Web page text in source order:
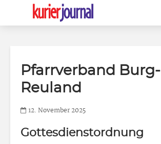
Pfarrverband Burg-
Reuland
12. November 2025
Gottesdienstordnung